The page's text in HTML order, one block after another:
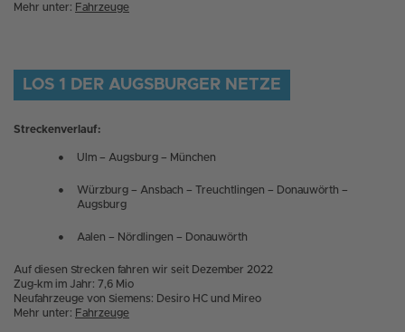
Mehr unter: Fahrzeuge
LOS 1 DER AUGSBURGER NETZE
Streckenverlauf:
Ulm – Augsburg – München
Würzburg – Ansbach – Treuchtlingen – Donauwörth –
Augsburg
Aalen – Nördlingen – Donauwörth
Auf diesen Strecken fahren wir seit Dezember 2022
Zug-km im Jahr: 7,6 Mio
Neufahrzeuge von Siemens: Desiro HC und Mireo
Mehr unter: Fahrzeuge